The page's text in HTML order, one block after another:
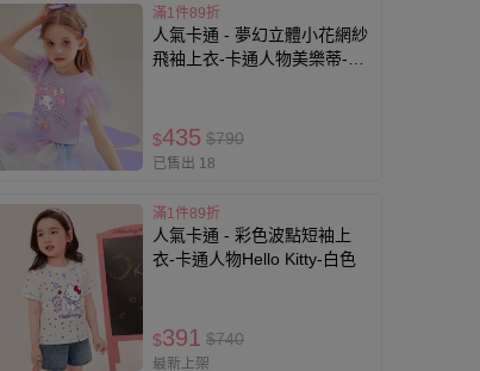
滿1件89折
人氣卡通 - 夢幻立體小花網紗
飛袖上衣-卡通人物美樂蒂-紫
$435 $790
已售出 18
滿1件89折
人氣卡通 - 彩色波點短袖上
衣-卡通人物Hello Kitty-白色
$391 $740
最新上架